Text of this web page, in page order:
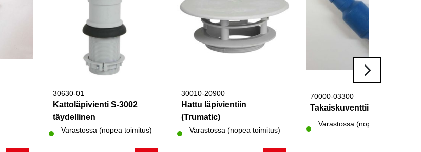
30630-01
Kattoläpivienti S-3002
täydellinen
Varastossa (nopea toimitus)
30010-20900
Hattu läpivientiin
(Trumatic)
Varastossa (nopea toimitus)
70000-03300
Takaiskuventtiili Truma
Varastossa (nopea toimitus)